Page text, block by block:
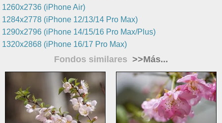
1260x2736 (iPhone Air)
1284x2778 (iPhone 12/13/14 Pro Max)
1290x2796 (iPhone 14/15/16 Pro Max/Plus)
1320x2868 (iPhone 16/17 Pro Max)
Fondos similares >>Más...